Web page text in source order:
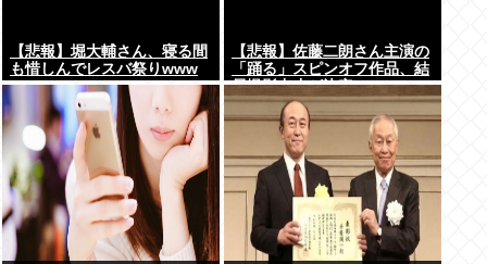
【悲報】堀大輔さん、寝る間
も惜しんでレスバ祭りwww
【悲報】佐藤二朗さん主演の
「踊る」スピンオフ作品、結
局撮影中止が決定www